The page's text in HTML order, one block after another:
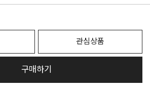
관심상품
구매하기